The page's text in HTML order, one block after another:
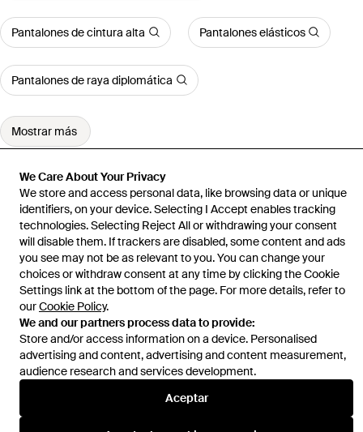
We Care About Your Privacy
We store and access personal data, like browsing data or unique
identifiers, on your device. Selecting I Accept enables tracking
technologies. Selecting Reject All or withdrawing your consent
will disable them. If trackers are disabled, some content and ads
you see may not be as relevant to you. You can change your
choices or withdraw consent at any time by clicking the Cookie
Settings link at the bottom of the page. For more details, refer to
ourCookie Policy.
We and our partners process data to provide:
Store and/or access information on a device. Personalised
advertising and content, advertising and content measurement,
audience research and services development.
Aceptar
Pantalones de cintura alta Pantalones elásticos
Pantalones de raya diplomática
Mostrar más
Inicio Pantalones de hombre Pantalones Heskimo Sweatpants
Ayuda e información